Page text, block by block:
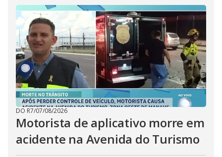
DO R7/07/08/2026
Motorista de aplicativo morre em
acidente na Avenida do Turismo